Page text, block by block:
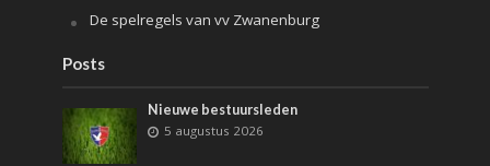
De spelregels van vv Zwanenburg
Posts
Nieuwe bestuursleden
5 augustus 2026